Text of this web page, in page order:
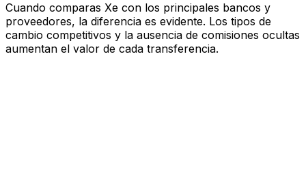
Cuando comparas Xe con los principales bancos y
proveedores, la diferencia es evidente. Los tipos de
cambio competitivos y la ausencia de comisiones ocultas
aumentan el valor de cada transferencia.